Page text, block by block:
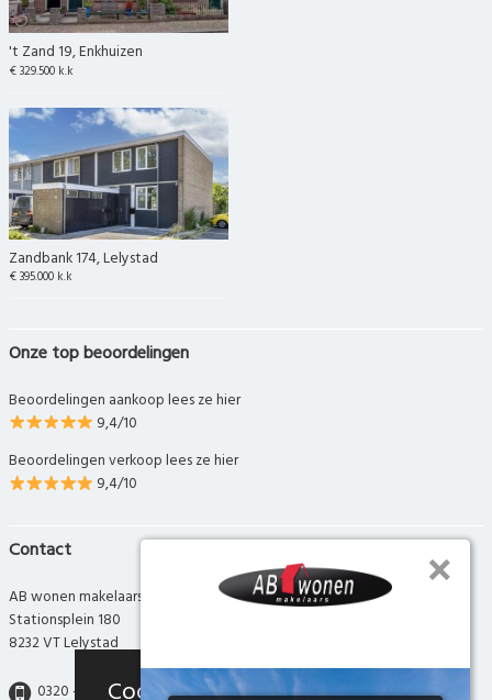
't Zand 19, Enkhuizen
€ 329.500 k.k
Zandbank 174, Lelystad
€ 395.000 k.k
Onze top beoordelingen
Beoordelingen aankoop lees ze hier
9,4/10
Beoordelingen verkoop lees ze hier
9,4/10
Contact
AB wonen makelaars
Stationsplein 180
8232 VT Lelystad
0320 - 280 280